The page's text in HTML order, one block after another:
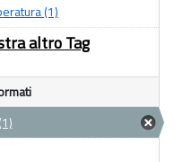
(1)
altro Tag